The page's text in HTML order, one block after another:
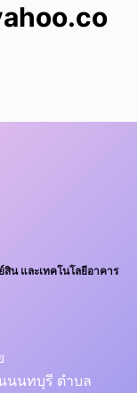
น และเทคโนโลยีอาคาร
นนทบุรี ตำบล